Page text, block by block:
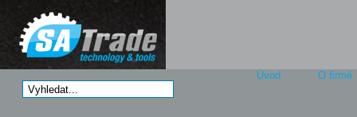
Úvod O firmě